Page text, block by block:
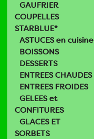
GAUFRIER
COUPELLES
STARBLUE*
ASTUCES en cuisine
BOISSONS
DESSERTS
ENTREES CHAUDES
ENTREES FROIDES
GELEES et
CONFITURES
GLACES ET
SORBETS